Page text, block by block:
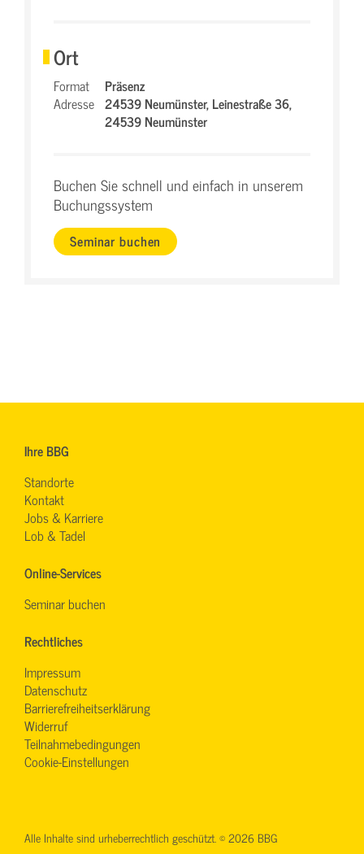
Ort
Format
Präsenz
Adresse 24539 Neumünster,Leinestraße 36,
24539 Neumünster
Buchen Sie schnell und einfach in unserem
Buchungssystem
Seminar buchen
Ihre BBG
Standorte
Kontakt
Jobs & Karriere
Lob & Tadel
Online-Services
Seminar buchen
Rechtliches
Impressum
Datenschutz
Barrierefreiheitserklärung
Widerruf
Teilnahmebedingungen
Cookie-Einstellungen
Alle Inhalte sind urheberrechtlich geschützt. © 2026 BBG